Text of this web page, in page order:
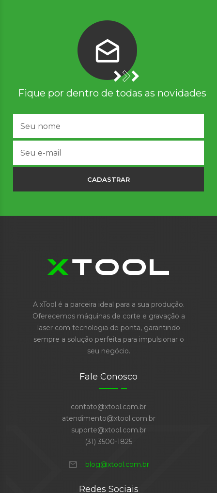
Fique por dentro de todas as novidades
CADASTRAR
A xTool é a parceira ideal para a sua produção.
Oferecemos máquinas de corte e gravação a
laser com tecnologia de ponta, garantindo
sempre a solução perfeita para impulsionar o
seu negócio.
Fale Conosco
contato@xtool.com.br
atendimento@xtool.com.br
suporte@xtool.com.br
(31) 3500-1825
mail blog@xtool.com.br
Redes Sociais